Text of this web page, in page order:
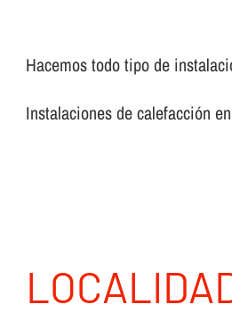
Hacemos todo tipo de
Instalaciones de calefacción